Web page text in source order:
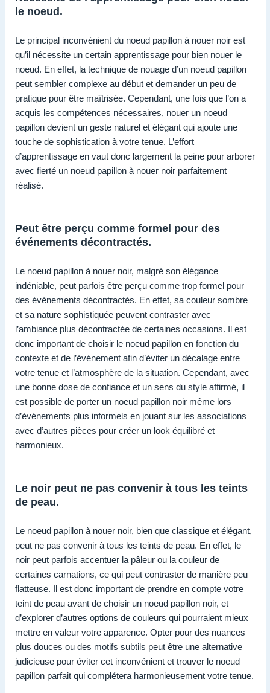
le noeud.
Le principal inconvénient du noeud papillon à nouer noir est
qu’il nécessite un certain apprentissage pour bien nouer le
noeud. En effet, la technique de nouage d’un noeud papillon
peut sembler complexe au début et demander un peu de
pratique pour être maîtrisée. Cependant, une fois que l’on a
acquis les compétences nécessaires, nouer un noeud
papillon devient un geste naturel et élégant qui ajoute une
touche de sophistication à votre tenue. L’effort
d’apprentissage en vaut donc largement la peine pour arborer
avec fierté un noeud papillon à nouer noir parfaitement
réalisé.
Peut être perçu comme formel pour des
événements décontractés.
Le noeud papillon à nouer noir, malgré son élégance
indéniable, peut parfois être perçu comme trop formel pour
des événements décontractés. En effet, sa couleur sombre
et sa nature sophistiquée peuvent contraster avec
l’ambiance plus décontractée de certaines occasions. Il est
donc important de choisir le noeud papillon en fonction du
contexte et de l’événement afin d’éviter un décalage entre
votre tenue et l’atmosphère de la situation. Cependant, avec
une bonne dose de confiance et un sens du style affirmé, il
est possible de porter un noeud papillon noir même lors
d’événements plus informels en jouant sur les associations
avec d’autres pièces pour créer un look équilibré et
harmonieux.
Le noir peut ne pas convenir à tous les teints
de peau.
Le noeud papillon à nouer noir, bien que classique et élégant,
peut ne pas convenir à tous les teints de peau. En effet, le
noir peut parfois accentuer la pâleur ou la couleur de
certaines carnations, ce qui peut contraster de manière peu
flatteuse. Il est donc important de prendre en compte votre
teint de peau avant de choisir un noeud papillon noir, et
d’explorer d’autres options de couleurs qui pourraient mieux
mettre en valeur votre apparence. Opter pour des nuances
plus douces ou des motifs subtils peut être une alternative
judicieuse pour éviter cet inconvénient et trouver le noeud
papillon parfait qui complétera harmonieusement votre tenue.